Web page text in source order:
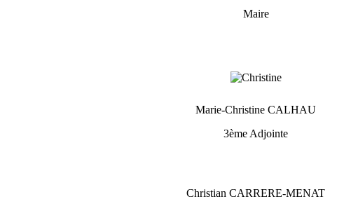
Maire
Marie-Christine CALHAU
3ème Adjointe
Christian CARRERE-MENAT